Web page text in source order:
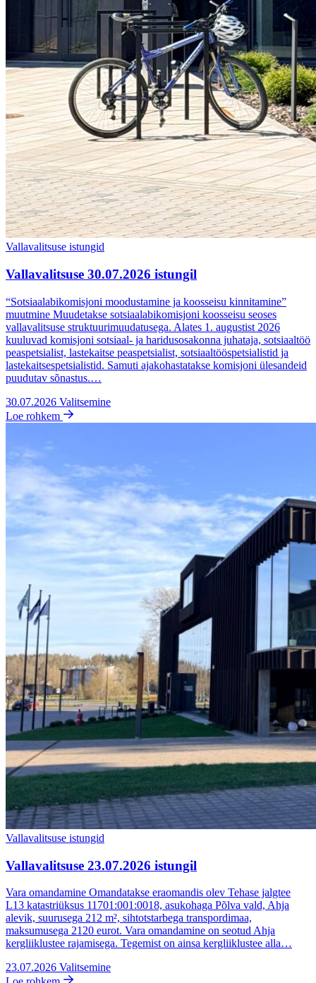
Vallavalitsuse istungid
Vallavalitsuse 30.07.2026 istungil
“Sotsiaalabikomisjoni moodustamine ja koosseisu kinnitamine”
muutmine Muudetakse sotsiaalabikomisjoni koosseisu seoses
vallavalitsuse struktuurimuudatusega. Alates 1. augustist 2026
kuuluvad komisjoni sotsiaal- ja haridusosakonna juhataja, sotsiaaltöö
peaspetsialist, lastekaitse peaspetsialist, sotsiaaltööspetsialistid ja
lastekaitsespetsialistid. Samuti ajakohastatakse komisjoni ülesandeid
puudutav sõnastus.…
30.07.2026 Valitsemine
Loe rohkem
Vallavalitsuse istungid
Vallavalitsuse 23.07.2026 istungil
Vara omandamine Omandatakse eraomandis olev Tehase jalgtee
L13 katastriüksus 11701:001:0018, asukohaga Põlva vald, Ahja
alevik, suurusega 212 m², sihtotstarbega transpordimaa,
maksumusega 2120 eurot. Vara omandamine on seotud Ahja
kergliiklustee rajamisega. Tegemist on ainsa kergliiklustee alla…
23.07.2026 Valitsemine